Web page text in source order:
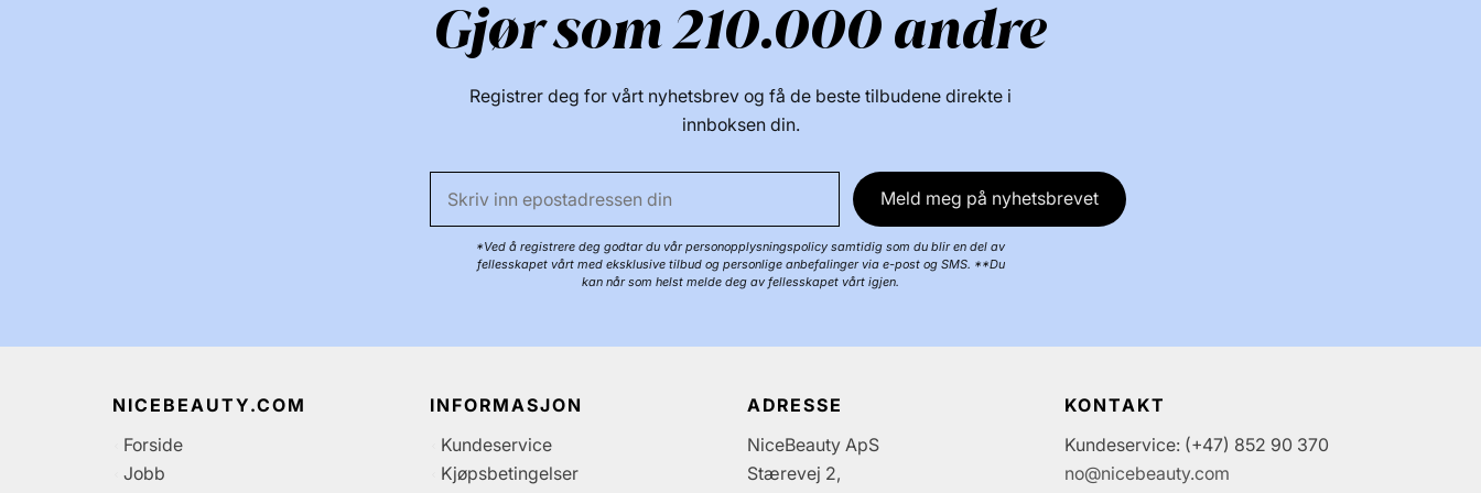
Gjør som 210.000 andre
Registrer deg for vårt nyhetsbrev og få de beste tilbudene direkte i
innboksen din.
Meld meg på nyhetsbrevet
*Ved å registrere deg godtar du vår personopplysningspolicy samtidig som du blir en del av
fellesskapet vårt med eksklusive tilbud og personlige anbefalinger via e-post og SMS. **Du
kan når som helst melde deg av fellesskapet vårt igjen.
NICEBEAUTY.COM
Forside
Jobb
INFORMASJON
Kundeservice
Kjøpsbetingelser
ADRESSE
NiceBeauty ApS
Stærevej 2,
KONTAKT
Kundeservice: (+47) 852 90 370
no@nicebeauty.com